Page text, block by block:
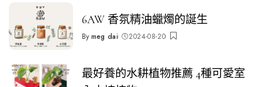
6AW 香氛精油蠟燭的誕生
Posted
By meg dai 2024-08-20
最好養的水耕植物推薦 4種可愛室